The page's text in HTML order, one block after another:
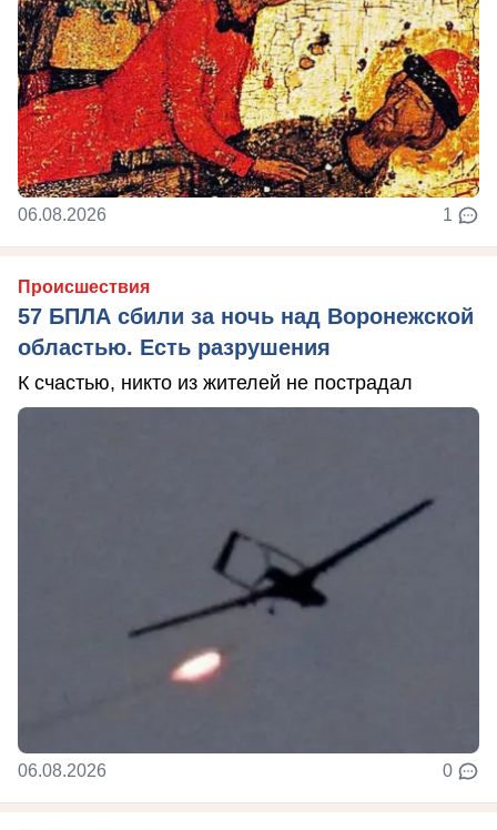
06.08.2026 1
Происшествия
57 БПЛА сбили за ночь над Воронежской
областью. Есть разрушения
К счастью, никто из жителей не пострадал
06.08.2026 0